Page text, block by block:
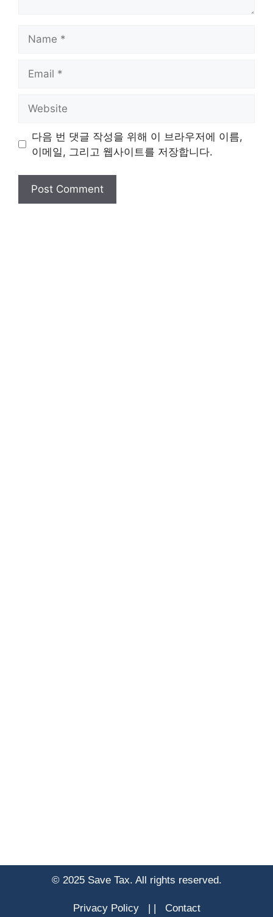
다음 번 댓글 작성을 위해 이 브라우저에 이름,
이메일, 그리고 웹사이트를 저장합니다.
© 2025 Save Tax. All rights reserved.
Privacy Policy | | Contact